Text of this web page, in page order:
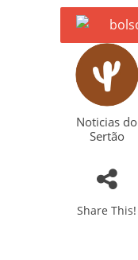
Noticias do
Sertão
Share This!